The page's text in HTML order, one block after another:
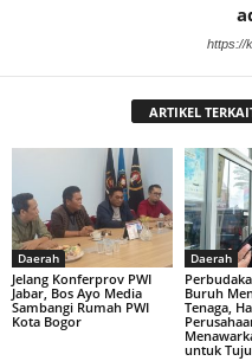
https://
ARTIKEL
Daerah
Jelang Konferprov PWI
Jabar, Bos Ayo Media
Sambangi Rumah PWI
Kota Bogor
Daerah
Buruh
Tenaga,
untuk